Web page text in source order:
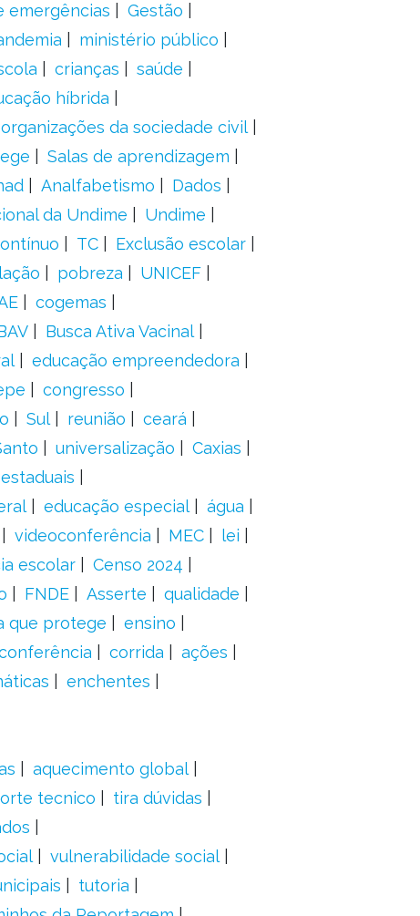
emergências
Gestão
ministério público
crianças
saúde
híbrida
organizações da sociedade civil
Salas de aprendizagem
Analfabetismo
Dados
da Undime
Undime
TC
Exclusão escolar
pobreza
UNICEF
cogemas
Busca Ativa Vacinal
educação empreendedora
congresso
Sul reunião
ceará
universalização
Caxias
educação especial
água
videoconferência MEC
lei
escolar
Censo 2024
FNDE Asserte
qualidade
que protege
ensino
corrida
ações
enchentes
aquecimento global
tecnico
tira dúvidas
vulnerabilidade social
tutoria